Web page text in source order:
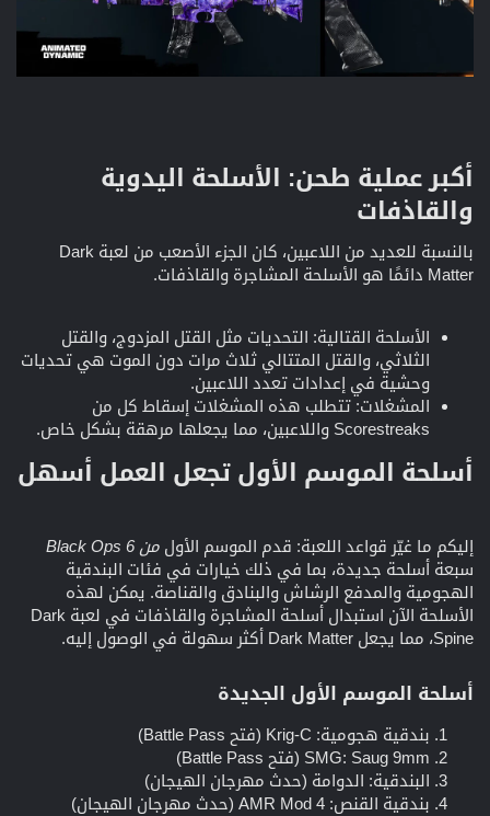
أكبر عملية طحن: الأسلحة اليدوية
والقاذفات​
بالنسبة للعديد من اللاعبين، كان الجزء الأصعب من لعبة Dark
Matter دائمًا هو الأسلحة المشاجرة والقاذفات.
الأسلحة القتالية: التحديات مثل القتل المزدوج، والقتل
الثلاثي، والقتل المتتالي ثلاث مرات دون الموت هي تحديات
وحشية في إعدادات تعدد اللاعبين.
المشغلات: تتطلب هذه المشغلات إسقاط كل من
Scorestreaks واللاعبين، مما يجعلها مرهقة بشكل خاص.
أسلحة الموسم الأول تجعل العمل أسهل​
إليكم ما غيّر قواعد اللعبة: قدم الموسم الأول من Black Ops 6
سبعة أسلحة جديدة، بما في ذلك خيارات في فئات البندقية
الهجومية والمدفع الرشاش والبنادق والقناصة. يمكن لهذه
الأسلحة الآن استبدال أسلحة المشاجرة والقاذفات في لعبة Dark
Spine، مما يجعل Dark Matter أكثر سهولة في الوصول إليه.
أسلحة الموسم الأول الجديدة​
بندقية هجومية: Krig-C (فتح Battle Pass)
SMG: Saug 9mm (فتح Battle Pass)
البندقية: الدوامة (حدث مهرجان الهيجان)
بندقية القنص: AMR Mod 4 (حدث مهرجان الهيجان)